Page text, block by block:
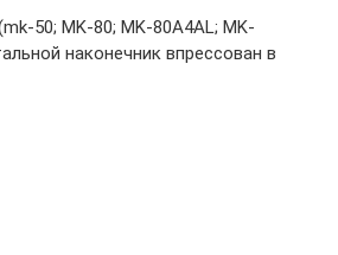
50; MK-80; MK-80A4AL; MK-
наконечник впрессован в